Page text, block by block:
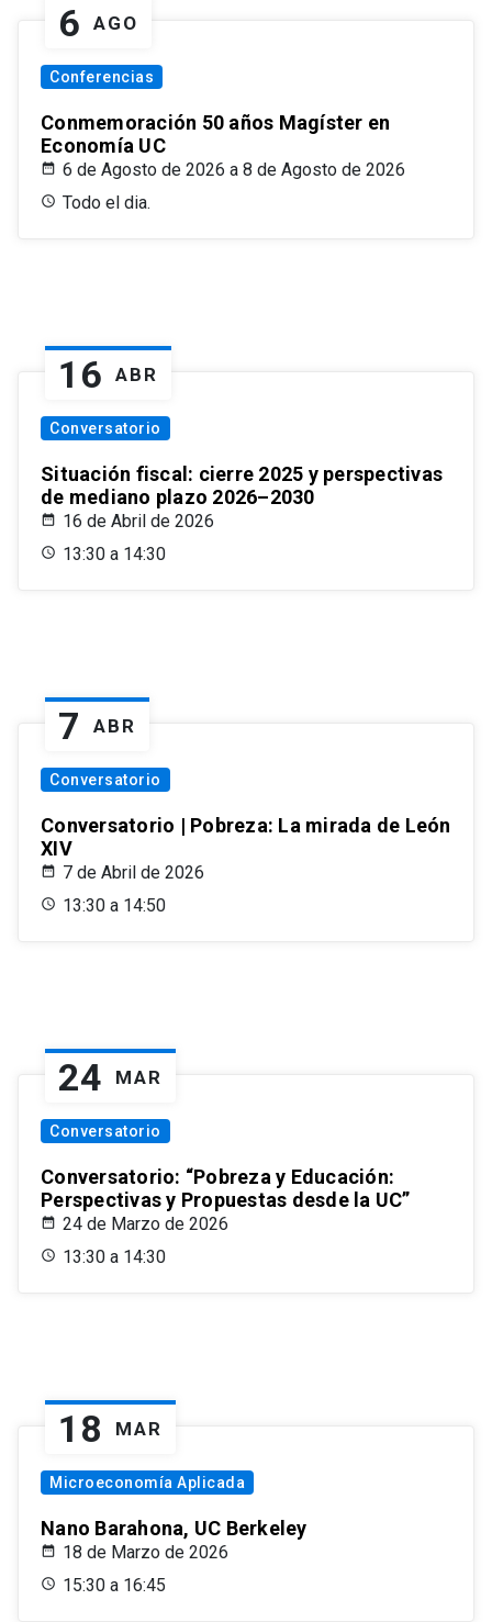
6 AGO
Conferencias
Conmemoración 50 años Magíster en
Economía UC
6 de Agosto de 2026 a 8 de Agosto de 2026
Todo el dia.
16 ABR
Conversatorio
Situación fiscal: cierre 2025 y perspectivas
de mediano plazo 2026–2030
16 de Abril de 2026
13:30 a 14:30
7 ABR
Conversatorio
Conversatorio | Pobreza: La mirada de León
XIV
7 de Abril de 2026
13:30 a 14:50
24 MAR
Conversatorio
Conversatorio: “Pobreza y Educación:
Perspectivas y Propuestas desde la UC”
24 de Marzo de 2026
13:30 a 14:30
18 MAR
Microeconomía Aplicada
Nano Barahona, UC Berkeley
18 de Marzo de 2026
15:30 a 16:45